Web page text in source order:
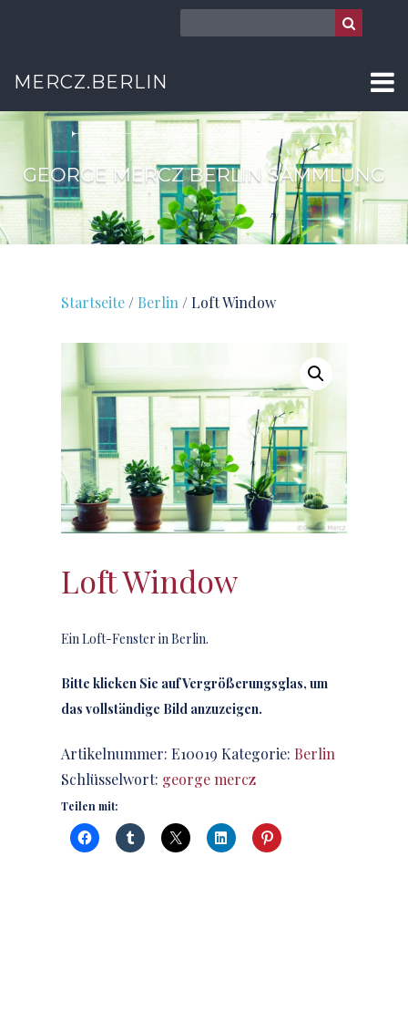
MERCZ.BERLINBERLIN
GEORGE MERCZ BERLIN SAMMLUNG
Startseite / Berlin / Loft Window
Loft Window
Ein Loft-Fenster in Berlin.
Bitte klicken Sie auf Vergrößerungsglas, um
das vollständige Bild anzuzeigen.
Artikelnummer: E10019 Kategorie: Berlin
Schlüsselwort: george mercz
Teilen mit: